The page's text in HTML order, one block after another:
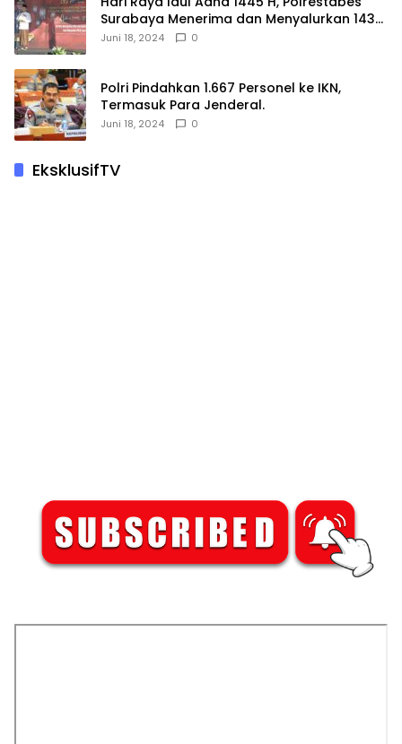
Surabaya Menerima dan Menyalurkan 143
Hewan Kurban
Juni 18, 2024 0
Polri Pindahkan 1.667 Personel ke IKN,
Termasuk Para Jenderal.
Juni 18, 2024 0
EksklusifTV